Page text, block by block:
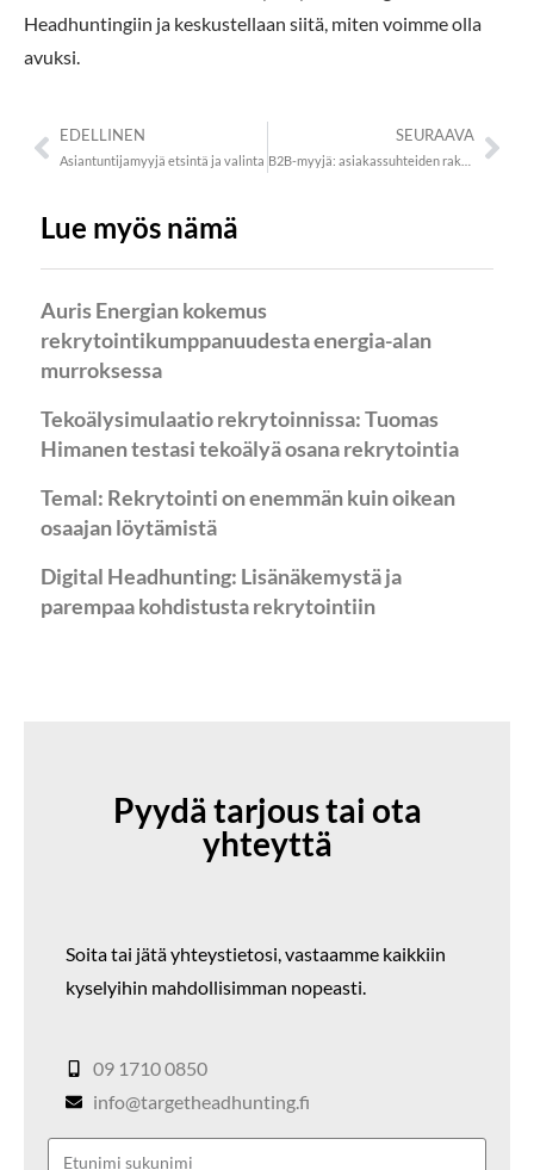
Headhuntingiin ja keskustellaan siitä, miten voimme olla
avuksi.
EDELLINEN
Asiantuntijamyyjä etsintä ja valinta
SEURAAVA
Lue myös nämä
Auris Energian kokemus
rekrytointikumppanuudesta energia-alan
murroksessa
Tekoälysimulaatio rekrytoinnissa: Tuomas
Himanen testasi tekoälyä osana rekrytointia
Temal: Rekrytointi on enemmän kuin oikean
osaajan löytämistä
Digital Headhunting: Lisänäkemystä ja
parempaa kohdistusta rekrytointiin
Pyydä tarjous tai ota
yhteyttä
Soita tai jätä yhteystietosi,vastaamme kaikkiin
kyselyihin mahdollisimman nopeasti.
09 1710 0850
info@targetheadhunting.fi